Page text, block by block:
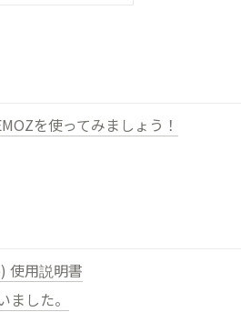
を使ってみましょう！
使用説明書
した。